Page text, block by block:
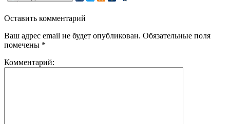
Оставить комментарий
Ваш адрес email не будет опубликован. Обязательные поля
помечены *
Комментарий: